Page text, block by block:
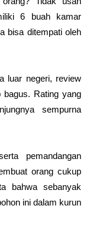
6 buah kamar
bisa ditempati oleh
luar negeri, review
bagus. Rating yang
sempurna
pemandangan
orang cukup
bahwa sebanyak
ini dalam kurun